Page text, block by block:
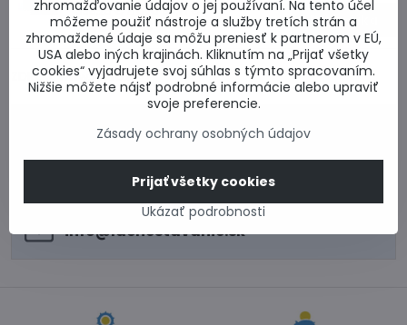
243,54 €
338,25 € Zľava 94,71 €
Do košíka
ZDROJ: www.fakro.sk
0917 969 003
Technické poradenstvo
Informácie k objednávkam
Po - Pi 8:00-15:00
info​@lacnestavanie​.sk
zhromažďovanie údajov o jej používaní. Na tento účel
môžeme použiť nástroje a služby tretích strán a
zhromaždené údaje sa môžu preniesť k partnerom v EÚ,
USA alebo iných krajinách. Kliknutím na „Prijať všetky
cookies“ vyjadrujete svoj súhlas s týmto spracovaním.
Nižšie môžete nájsť podrobné informácie alebo upraviť
svoje preferencie.
Zásady ochrany osobných údajov
Ukázať podrobnosti
Prijať všetky cookies